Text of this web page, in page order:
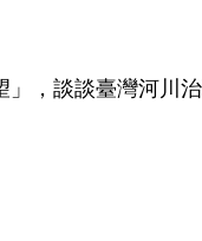
，談談臺灣河川